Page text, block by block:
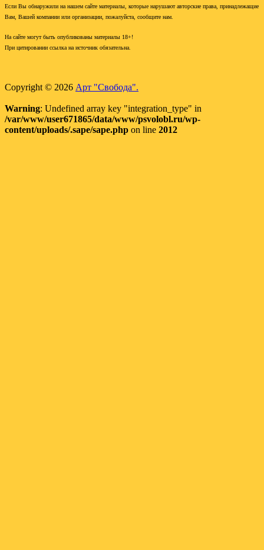
Если Вы обнаружили на нашем сайте материалы, которые нарушают авторские права, принадлежащие
Вам, Вашей компании или организации, пожалуйста, сообщите нам.
На сайте могут быть опубликованы материалы 18+!
При цитировании ссылка на источник обязательна.
Copyright © 2026 Арт "Свобода".
Warning: Undefined array key "integration_type" in
/var/www/user671865/data/www/psvolobl.ru/wp-
content/uploads/.sape/sape.php on line 2012